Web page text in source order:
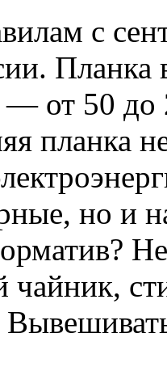
с
Планка
— от 50 до
планка
но и
чайник,